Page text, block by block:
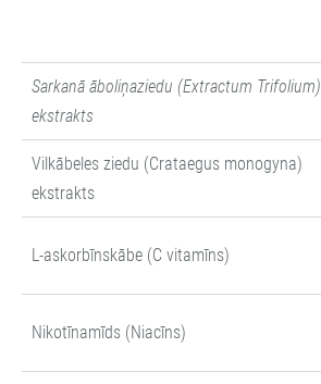
Sarkanā āboliņaziedu (Extractum Trifolium)
ekstrakts
Vilkābeles ziedu (Crataegus monogyna)
ekstrakts
L-askorbīnskābe (C vitamīns)
Nikotīnamīds (Niacīns)